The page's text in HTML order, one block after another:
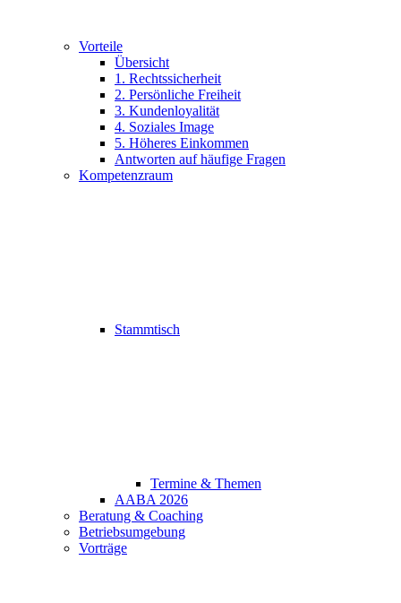
Vorteile
Übersicht
1. Rechtssicherheit
2. Persönliche Freiheit
3. Kundenloyalität
4. Soziales Image
5. Höheres Einkommen
Antworten auf häufige Fragen
Kompetenzraum
Stammtisch
Termine & Themen
AABA 2026
Beratung & Coaching
Betriebsumgebung
Vorträge